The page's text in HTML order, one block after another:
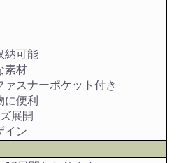
納可能
素材
ァスナーポケット付き
に便利
展開
イン